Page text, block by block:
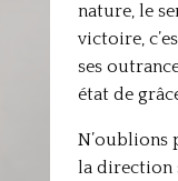
nature, le
victoire,
ses
état de
N’oublions
la direction